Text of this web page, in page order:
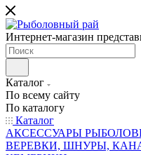
Интернет-магазин
Каталог
По всему сайту
По каталогу
Каталог
АКСЕССУАРЫ
ВЕРЕВКИ, ШНУРЫ,